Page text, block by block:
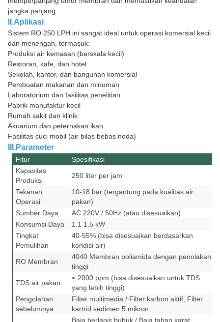
jangka panjang.
II.Aplikasi
Sistem RO 250 LPH ini sangat ideal untuk operasi komersial kecil
dan menengah, termasuk:
Produksi air kemasan (berskala kecil)
Restoran, kafe, dan hotel
Sekolah, kantor, dan bangunan komersial
Pembuatan makanan dan minuman
Laboratorium dan fasilitas penelitian
Pabrik manufaktur kecil
Rumah sakit dan klinik
Akuarium dan peternakan ikan
Fasilitas cuci mobil (air bilas bebas noda)
III.Parameter
Fitur
Spesifikasi
Kapasitas
Produksi
250 liter per jam
Tekanan
Operasi
10-18 bar (tergantung pada kualitas air
pakan)
Sumber Daya
AC 220V / 50Hz (atau disesuaikan)
Konsumsi Daya
1.1 1.5 kW
Tingkat
Pemulihan
40-55% (bisa disesuaikan berdasarkan
kondisi air)
RO Membran
4040 Membran poliamida dengan penolakan
tinggi
TDS air pakan
≤ 2000 ppm (bisa disesuaikan untuk TDS
yang lebih tinggi)
Pengolahan
sebelumnya
Filter multimedia / Filter karbon aktif, Filter
kartrid sedimen 5 mikron
Baja berlapis bubuk / Baja tahan karat